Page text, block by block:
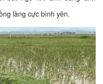
làng cực bình yên.